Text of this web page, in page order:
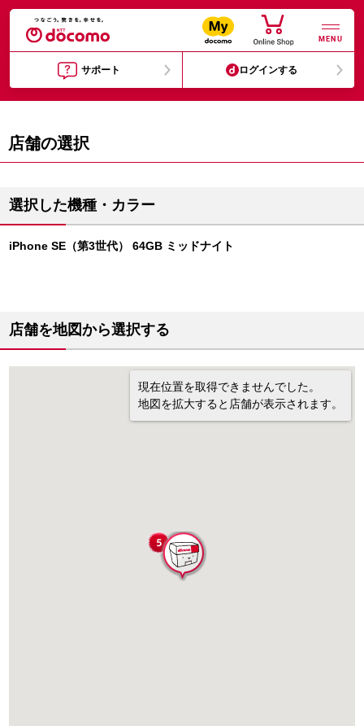
MENU
サポート ログインする
店舗の選択
選択した機種・カラー
iPhone SE（第3世代） 64GB ミッドナイト
店舗を地図から選択する
現在位置を取得できませんでした。
地図を拡大すると店舗が表示されます。